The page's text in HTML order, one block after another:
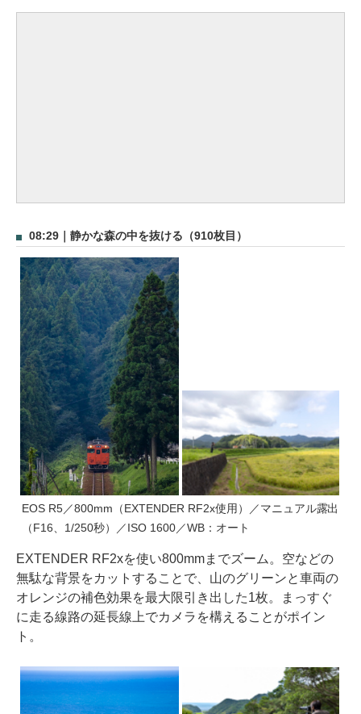
08:29｜静かな森の中を抜ける（910枚目）
EOS R5／800mm（EXTENDER RF2x使用）／マニュアル露出
（F16、1/250秒）／ISO 1600／WB：オート
EXTENDER RF2xを使い800mmまでズーム。空などの
無駄な背景をカットすることで、山のグリーンと車両の
オレンジの補色効果を最大限引き出した1枚。まっすぐ
に走る線路の延長線上でカメラを構えることがポイン
ト。